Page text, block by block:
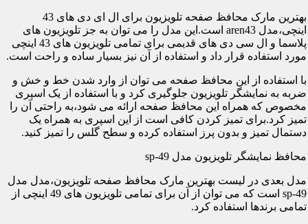
بهترین مارک محافظ صفحه تلویزیون برای ال ای دی های 43
اینچی،مدل aren43 است.این مدل را می توان به جز تلویزیون های
پلاسما و ال سی دی های قدیمی برای تمامی تلویزیون های 43 اینچی
مورد استفاده قرار داد و استفاده از آن نیز بسیار ساده و راحت است.
با استفاده از این محافظ صفحه می توان از وارد شدن خط و خش و
ضربه به نمایشگر تلویزیون جلوگیری کرد و با استفاده از یک اسپری
مخصوص که همراه این محافظ صفحه ارائه می شود،به راحتی آن را
تمیز کرد.برای تمیز کردن کافی است از این اسپری به همراه یک
دستمال تمیز و بدون پرز استفاده کرده و سطح گلس را تمیز کنید.
محافظ نمایشگر تلویزیون مدل sp-49
مدل بعدی در لیست بهترین مارک محافظ صفحه تلویزیون،مدل مدل
sp-49 است که می توان از آن برای تمامی تلویزیون های 49 اینچی از
تمامی برندها استفاده کرد.